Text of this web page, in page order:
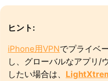
ヒント:
iPhone用VPNでプライベ
し、グローバルなアプリ/
したい場合は、